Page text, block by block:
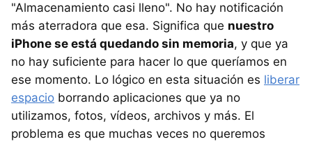
"Almacenamiento casi lleno". No hay notificación
más aterradora que esa. Significa que nuestro
iPhone se está quedando sin memoria, y que ya
no hay suficiente para hacer lo que queríamos en
ese momento. Lo lógico en esta situación es liberar
espacio borrando aplicaciones que ya no
utilizamos, fotos, vídeos, archivos y más. El
problema es que muchas veces no queremos